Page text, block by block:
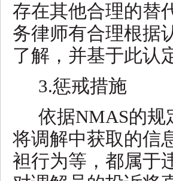
存在其他合理的替
务律师有合理根据
了解，并基于此认
3.惩戒措施
依据NMAS的规
将调解中获取的信
袒行为等，都属于